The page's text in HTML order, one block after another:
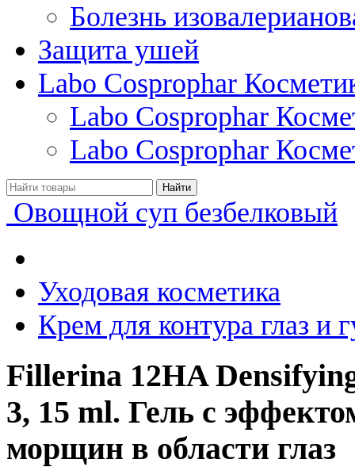
Болезнь
Защита ушей
Labo Cosprophar
Labo Cosprophar
Labo Cosprophar
Овощной суп безбелковый
Уходовая косметика
Крем для контура глаз и
Fillerina 12HA
3, 15 ml. Гель с
морщин в области глаз